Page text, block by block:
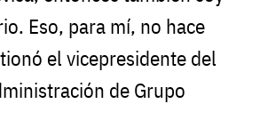
Eso, para mí, no hace
el vicepresidente del
de Grupo